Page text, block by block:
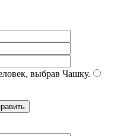
выбрав Чашку.